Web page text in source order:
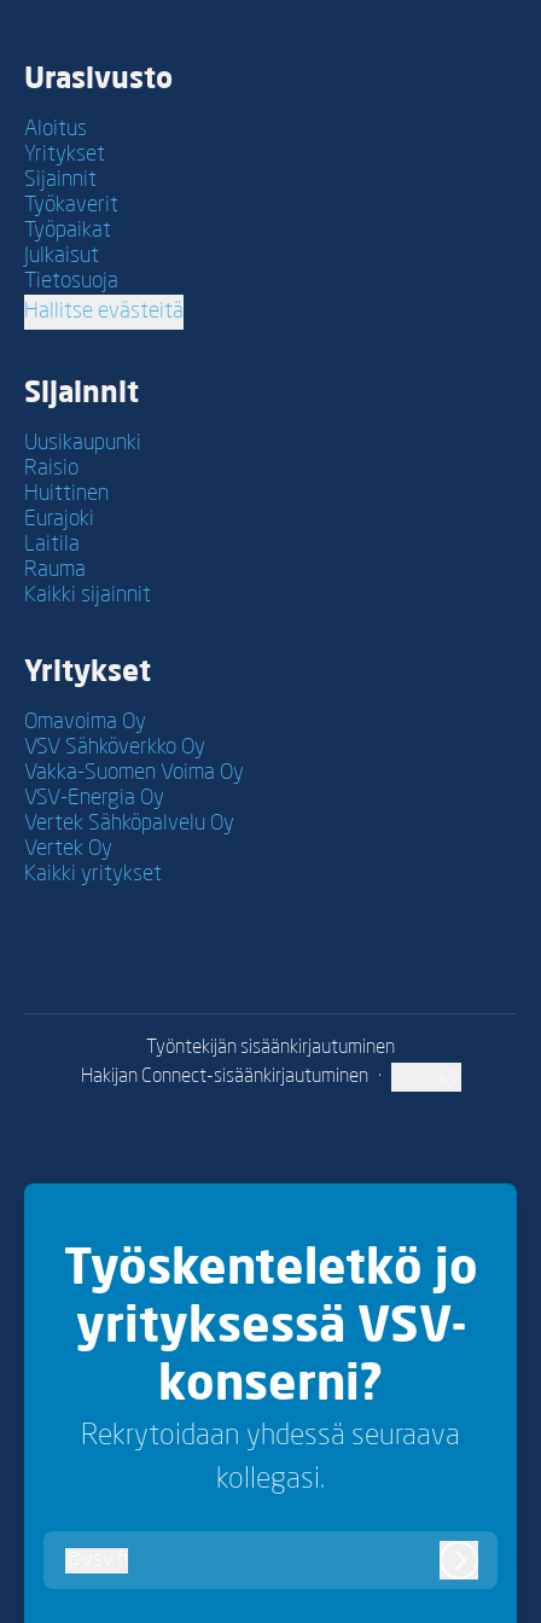
Urasivusto
Aloitus
Yritykset
Sijainnit
Työkaverit
Työpaikat
Julkaisut
Tietosuoja
Hallitse evästeitä
Sijainnit
Uusikaupunki
Raisio
Huittinen
Eurajoki
Laitila
Rauma
Kaikki sijainnit
Yritykset
Omavoima Oy
VSV Sähköverkko Oy
Vakka-Suomen Voima Oy
VSV-Energia Oy
Vertek Sähköpalvelu Oy
Vertek Oy
Kaikki yritykset
Työntekijän sisäänkirjautuminen
Hakijan Connect-sisäänkirjautuminen ·
Vaihda kieli
Työskenteletkö jo
yrityksessä VSV-
konserni?
Rekrytoidaan yhdessä seuraava
kollegasi.
vsv.fi